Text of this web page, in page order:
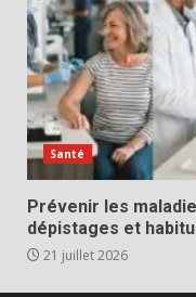
Santé
Prévenir les
dépistages et
21 juillet 2026